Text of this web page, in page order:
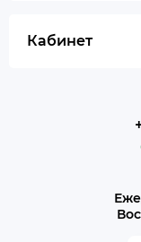
Кабинет